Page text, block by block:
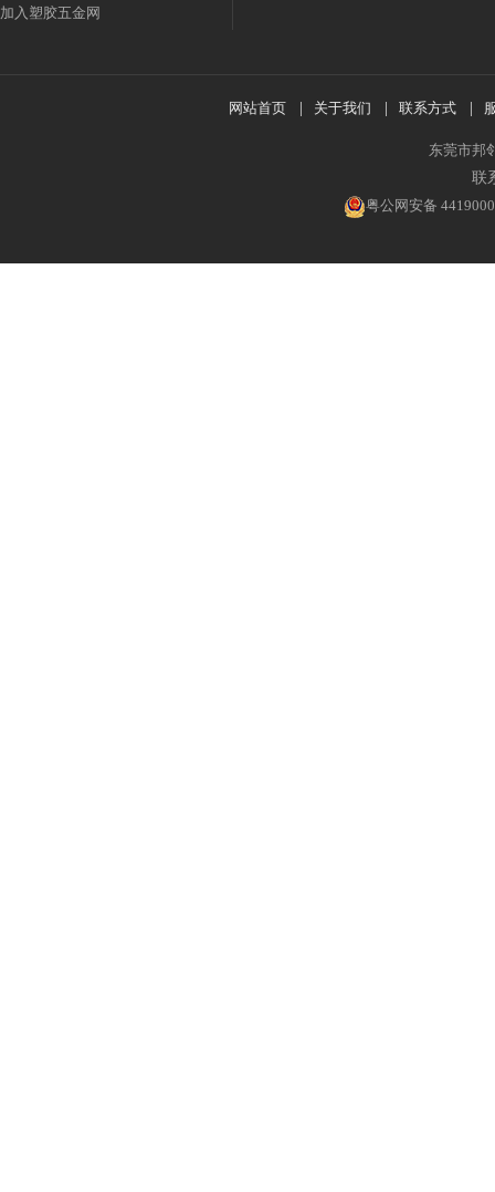
加入塑胶五金网
网站首页 关于我们 联系方式
东莞市邦
联
粤公网安备